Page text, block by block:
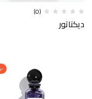
(0)
ديكتاتور
-30%